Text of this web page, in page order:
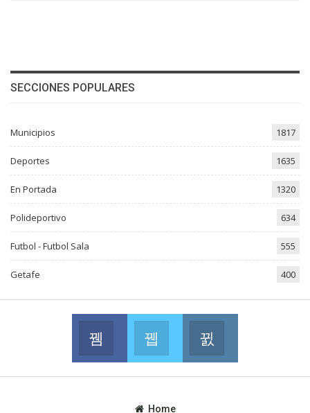
SECCIONES POPULARES
Municipios 1817
Deportes 1635
En Portada 1320
Polideportivo 634
Futbol - Futbol Sala 555
Getafe 400
Facebook
Join us on Facebook
Twitter
Join us on Twitter
Home